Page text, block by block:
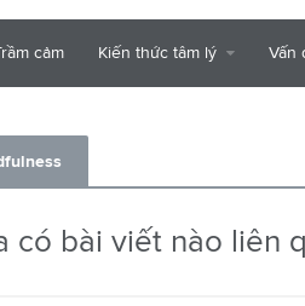
cảm Kiến thức tâm lý Vấn
có bài viết nào liên